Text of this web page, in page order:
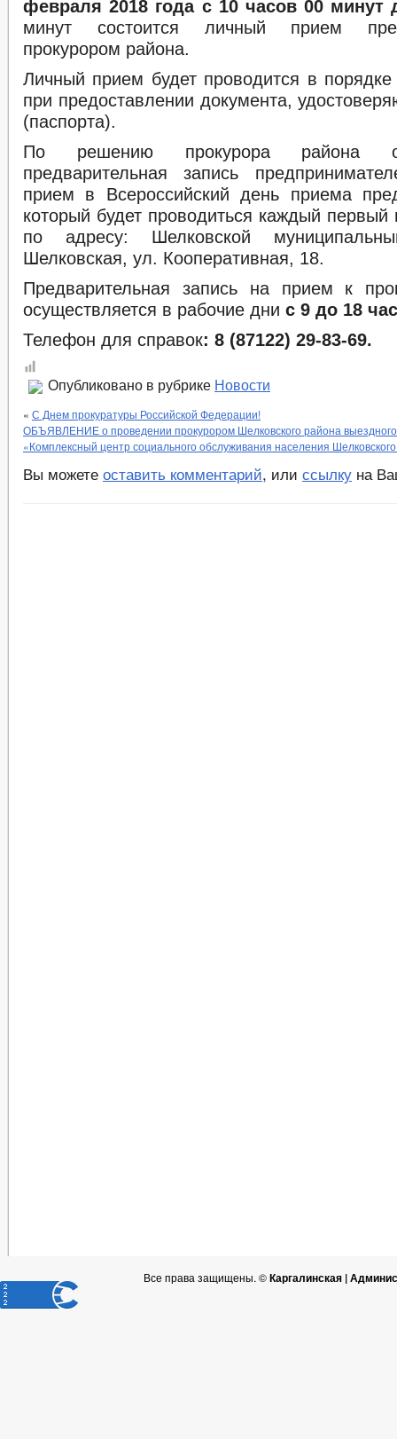
февраля 2018 года с 10 часов 00 минут
минут состоится личный прием
прокурором района.
Личный прием будет проводится в
при предоставлении документа,
(паспорта).
По решению прокурора района
предварительная запись
прием в Всероссийский день приема
который будет проводиться каждый первый
по адресу: Шелковской
Шелковская, ул. Кооперативная, 18.
Предварительная запись на прием к
осуществляется в рабочие дни с 9 до 18
Телефон для справок: 8 (87122) 29-83-69.
Опубликовано в рубрике Новости
« С Днем прокуратуры Российской Федерации!
ОБЪЯВЛЕНИЕ о проведении прокурором Шелковского района
«Комплексный центр социального обслуживания населения
Вы можете оставить комментарий, или ссылку на
Все права защищены. ©Каргалинская |